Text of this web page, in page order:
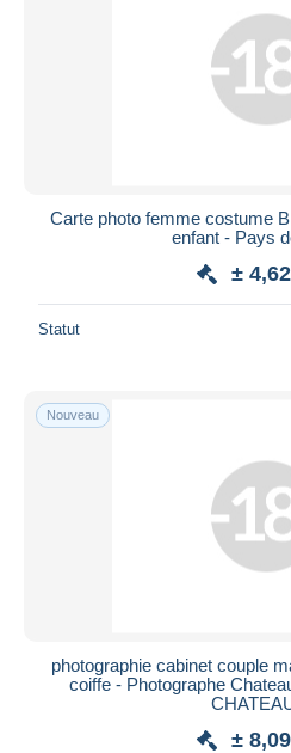
Carte photo femme costume
enfant - Pays
±
Statut
Nouveau
photographie cabinet couple
coiffe - Photographe
±